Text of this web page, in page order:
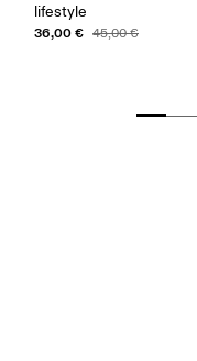
Arrastra en sentido
lifestyle
36,00 € 45,00 €